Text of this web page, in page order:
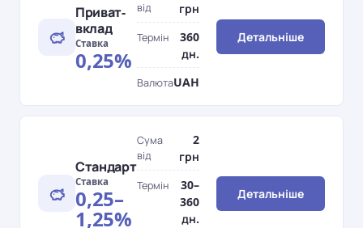
Приват-
вклад
Ставка
0,25%
від
грн
Термін
360
дн.
ВалютаUAH
Детальніше
Стандарт
Ставка
0,25–
1,25%
Сума
від
2
грн
Термін
30–
360
дн.
Детальніше